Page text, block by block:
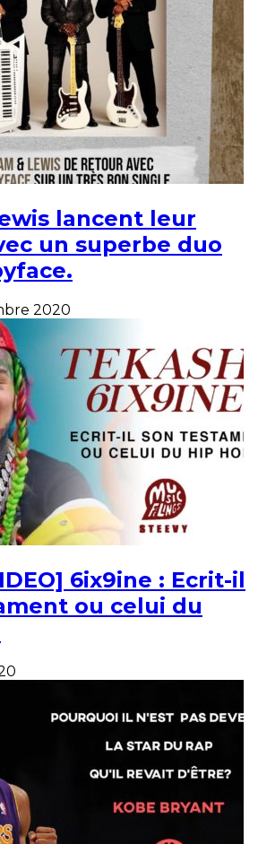
lancent leur
un superbe duo
2020
6ix9ine : Ecrit-il
ou celui du